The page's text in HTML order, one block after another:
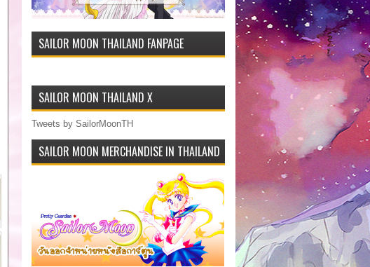
SAILOR MOON THAILAND FANPAGE
SAILOR MOON THAILAND X
Tweets by SailorMoonTH
SAILOR MOON MERCHANDISE IN THAILAND